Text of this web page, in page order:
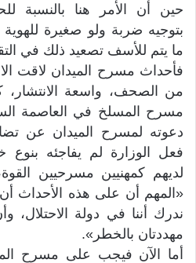
حين أن الأمر هنا بالنسبة
بتوجيه ضربة ولو صغيرة
ما يتم للأسف تصعيد ذلك في
فأحداث مسرح الميدان لاقت
من الصحف، واسعة الانتشار،
مسرح المسلخ في العاصمة
دعوته لمسرح الميدان عن
فعل الوزارة لم يفاجئه
لديهم كمهنيين مسرحيين
«المهم أن على هذه الأحداث
ندرك أننا في دولة الاحتلال،
مهددتان بالخطر».
أما الآن فيجب على مسرح